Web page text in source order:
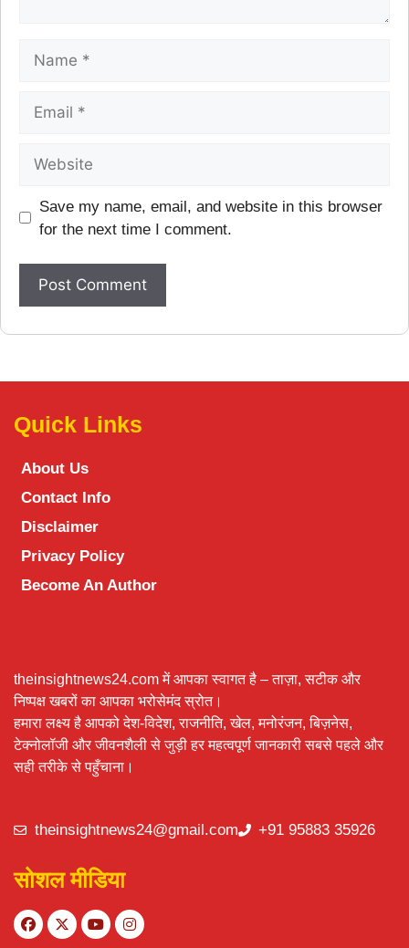
Save my name, email, and website in this browser
for the next time I comment.
Quick Links
About Us
Contact Info
Disclaimer
Privacy Policy
Become An Author
theinsightnews24.com में आपका स्वागत है – ताज़ा, सटीक और
निष्पक्ष खबरों का आपका भरोसेमंद स्रोत।
हमारा लक्ष्य है आपको देश-विदेश, राजनीति, खेल, मनोरंजन, बिज़नेस,
टेक्नोलॉजी और जीवनशैली से जुड़ी हर महत्वपूर्ण जानकारी सबसे पहले और
सही तरीके से पहुँचाना।
theinsightnews24@gmail.com +91 95883 35926
सोशल मीडिया